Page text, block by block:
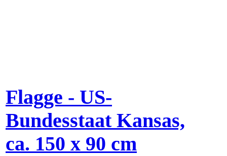
Flagge - US-
Bundesstaat Kansas,
ca. 150 x 90 cm